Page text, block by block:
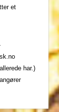
et
har.)